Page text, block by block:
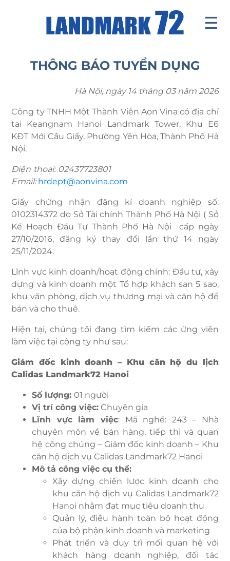
☰
Introduce
Retail Mall
News & Events
Contact
Tenants ' Corner
THÔNG BÁO TUYỂN DỤNG
Hà Nội, ngày 14 tháng 03 năm 2026
Công ty TNHH Một Thành Viên Aon Vina có địa chỉ
tại Keangnam Hanoi Landmark Tower, Khu E6
KĐT Mới Cầu Giấy, Phường Yên Hòa, Thành Phố Hà
Nội.
Điện thoại: 02437723801
Email:hrdept@aonvina.com
Giấy chứng nhận đăng kí doanh nghiệp số:
0102314372 do Sở Tài chính Thành Phố Hà Nội ( Sở
Kế Hoạch Đầu Tư Thành Phố Hà Nội cấp ngày
27/10/2016, đăng ký thay đổi lần thứ 14 ngày
25/11/2024.
Lĩnh vực kinh doanh/hoạt động chính: Đầu tư, xây
dựng và kinh doanh một Tổ hợp khách sạn 5 sao,
khu văn phòng, dịch vụ thương mại và căn hộ để
bán và cho thuê.
Hiện tại, chúng tôi đang tìm kiếm các ứng viên
làm việc tại công ty như sau:
Giám đốc kinh doanh – Khu căn hộ du lịch
Calidas Landmark72 Hanoi
Số lượng: 01 người
Vị trí công việc: Chuyên gia
Lĩnh vực làm việc: Mã nghề: 243 – Nhà
chuyên môn về bán hàng, tiếp thị và quan
hệ công chúng – Giám đốc kinh doanh – Khu
căn hộ dịch vụ Calidas Landmark72 Hanoi
Mô tả công việc cụ thể:
Xây dựng chiến lược kinh doanh cho
khu căn hộ dịch vụ Calidas Landmark72
Hanoi nhằm đạt mục tiêu doanh thu
Quản lý, điều hành toàn bộ hoạt động
của bộ phận kinh doanh và marketing
Phát triển và duy trì mối quan hệ với
khách hàng doanh nghiệp, đối tác